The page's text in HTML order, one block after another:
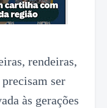
rendeiras,
ser
às gerações